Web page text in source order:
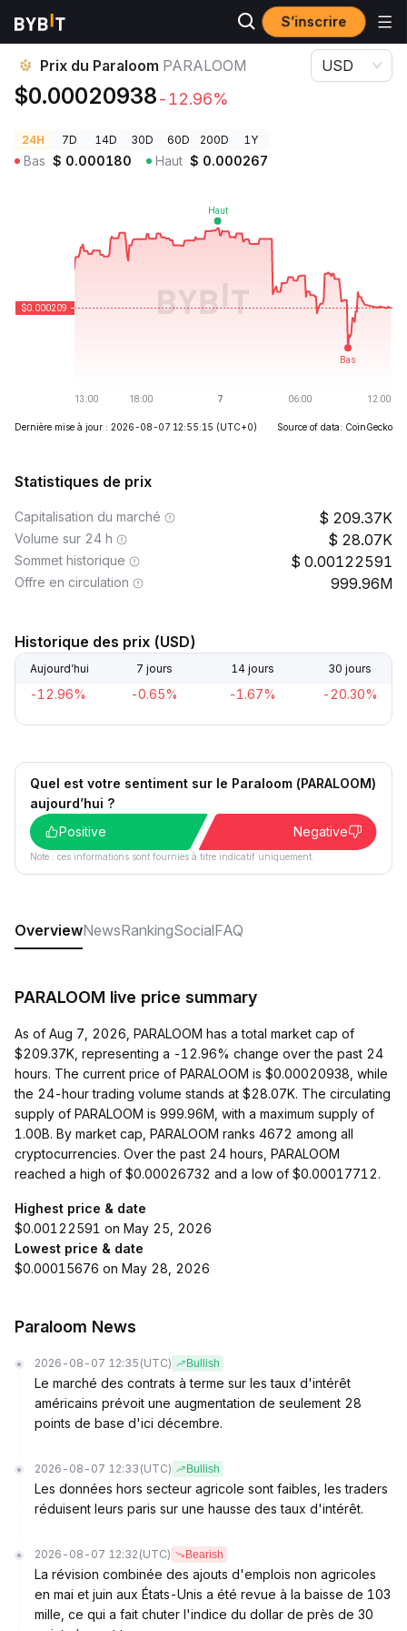
S’inscrire
Prix des cryptos Prix du Paraloom PARALOOM
Prix du Paraloom PARALOOM
$0.00020938-12.96%
USD
24H 7D 14D 30D 60D 200D 1Y
Bas $ 0.000180 Haut $ 0.000267
Dernière mise à jour : 2026-08-07 12:55:15 (UTC+0) Source of data: CoinGecko
Statistiques de prix
Capitalisation du marché 209.37K
Volume sur 24 h 28.07K
Sommet historique 0.00122591
Offre en circulation 999.96M
Historique des prix (USD)
Aujourd’hui 7 jours 14 jours 30 jours
-12.96% -0.65% -1.67% -20.30%
Quel est votre sentiment sur le Paraloom (PARALOOM)
aujourd’hui ?
Positive
Negative
Note : ces informations sont fournies à titre indicatif uniquement.
OverviewNewsRankingSocialFAQ
PARALOOM live price summary
As of Aug 7, 2026, PARALOOM has a total market cap of
$209.37K, representing a -12.96% change over the past 24
hours. The current price of PARALOOM is $0.00020938, while
the 24-hour trading volume stands at $28.07K. The circulating
supply of PARALOOM is 999.96M, with a maximum supply of
1.00B. By market cap, PARALOOM ranks 4672 among all
cryptocurrencies. Over the past 24 hours, PARALOOM
reached a high of $0.00026732 and a low of $0.00017712.
Highest price & date
$0.00122591 on May 25, 2026
Lowest price & date
$0.00015676 on May 28, 2026
Paraloom News
2026-08-07 12:35 (UTC) Bullish
Le marché des contrats à terme sur les taux d'intérêt
américains prévoit une augmentation de seulement 28
points de base d'ici décembre.
2026-08-07 12:33 (UTC) Bullish
Les données hors secteur agricole sont faibles, les traders
réduisent leurs paris sur une hausse des taux d'intérêt.
2026-08-07 12:32 (UTC) Bearish
La révision combinée des ajouts d'emplois non agricoles
en mai et juin aux États-Unis a été revue à la baisse de 103
mille, ce qui a fait chuter l'indice du dollar de près de 30